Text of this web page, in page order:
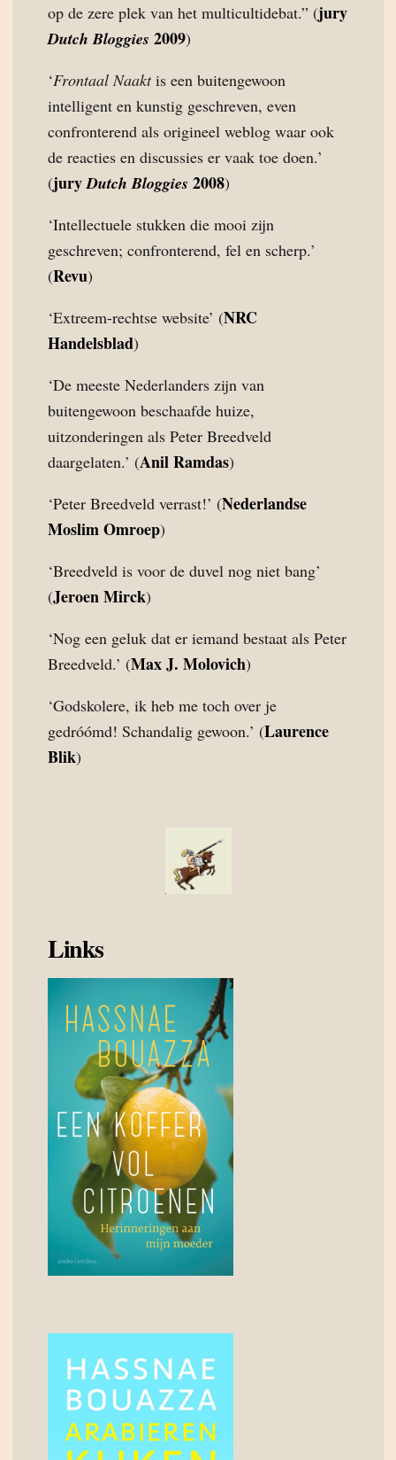
op de zere plek van het multicultidebat.” (jury
Dutch Bloggies 2009)
‘Frontaal Naaktis een buitengewoon
intelligent en kunstig geschreven, even
confronterend als origineel weblog waar ook
de reacties en discussies er vaak toe doen.’
(juryDutch Bloggies 2008)
‘Intellectuele stukken die mooi zijn
geschreven; confronterend, fel en scherp.’
(Revu)
‘Extreem-rechtse website’ (NRC
Handelsblad)
‘De meeste Nederlanders zijn van
buitengewoon beschaafde huize,
uitzonderingen als Peter Breedveld
daargelaten.’ (Anil Ramdas)
‘Peter Breedveld verrast!’ (Nederlandse
Moslim Omroep)
‘Breedveld is voor de duvel nog niet bang’
(Jeroen Mirck)
‘Nog een geluk dat er iemand bestaat als Peter
Breedveld.’ (Max J. Molovich)
‘Godskolere, ik heb me toch over je
gedróómd! Schandalig gewoon.’ (Laurence
Blik)
Links